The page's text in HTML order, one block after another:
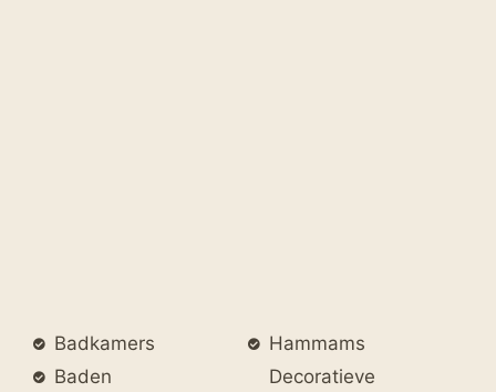
Badkamers
Baden
Hammams
Decoratieve